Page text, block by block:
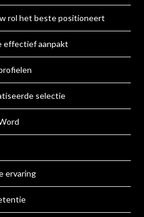
rol het beste positioneert
effectief aanpakt
selectie
ervaring